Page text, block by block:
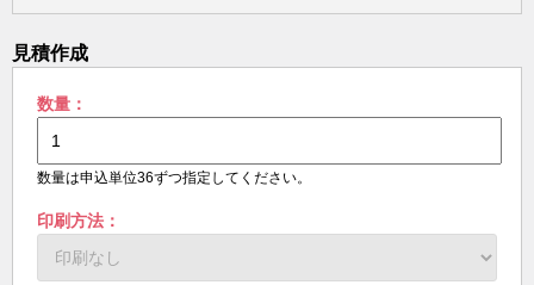
見積作成
数量：
数量は申込単位36ずつ指定してください。
印刷方法：